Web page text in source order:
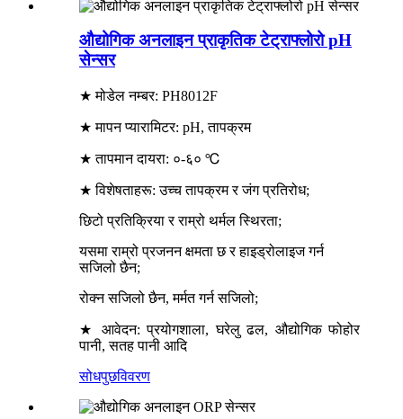
औद्योगिक अनलाइन प्राकृतिक टेट्राफ्लोरो pH
सेन्सर
★ मोडेल नम्बर: PH8012F
★ मापन प्यारामिटर: pH, तापक्रम
★ तापमान दायरा: ०-६० ℃
★ विशेषताहरू: उच्च तापक्रम र जंग प्रतिरोध;
छिटो प्रतिक्रिया र राम्रो थर्मल स्थिरता;
यसमा राम्रो प्रजनन क्षमता छ र हाइड्रोलाइज गर्न
सजिलो छैन;
रोक्न सजिलो छैन, मर्मत गर्न सजिलो;
★ आवेदन: प्रयोगशाला, घरेलु ढल, औद्योगिक फोहोर
पानी, सतह पानी आदि
सोधपुछविवरण